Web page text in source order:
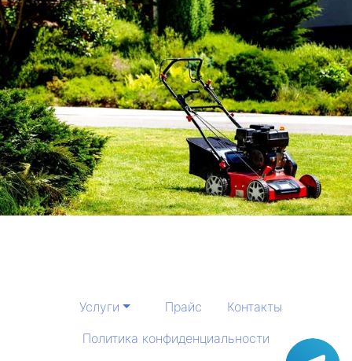
Услуги Прайс
Контакты
Политика конфиденциальности